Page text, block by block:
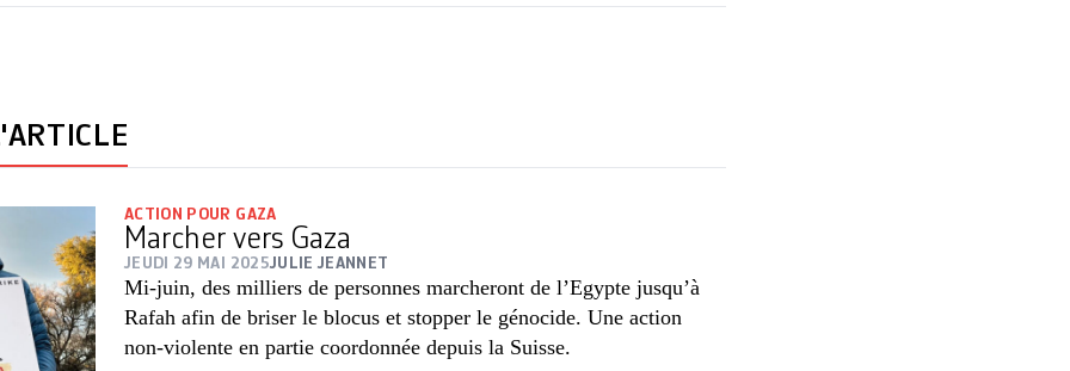
ACTION POUR GAZA
Marcher vers Gaza
JEUDI 29 MAI 2025JULIE JEANNET
Mi-juin, des milliers de personnes marcheront de l’Egypte jusqu’à
Rafah afin de briser le blocus et stopper le génocide. Une action
non-violente en partie coordonnée depuis la Suisse.